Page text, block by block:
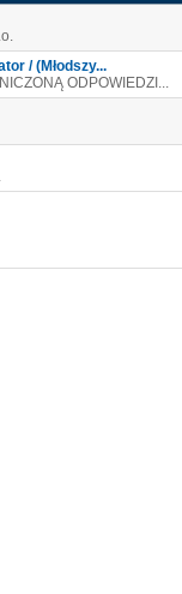
/ (Młodszy...
ODPOWIEDZI...